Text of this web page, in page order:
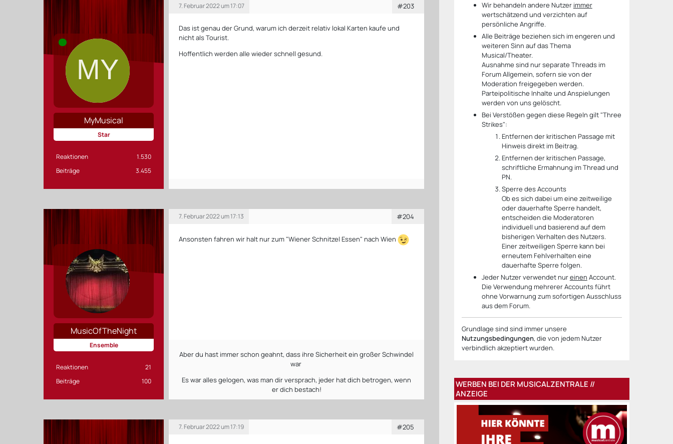
MyMusical
Star
Reaktionen
1.530
Beiträge
3.455
7. Februar 2022 um 17:07 #203
Das ist genau der Grund, warum ich derzeit relativ lokal Karten kaufe und
nicht als Tourist.
Hoffentlich werden alle wieder schnell gesund.
MusicOfTheNight
Ensemble
Reaktionen
21
Beiträge
100
7. Februar 2022 um 17:13 #204
Ansonsten fahren wir halt nur zum "Wiener Schnitzel Essen" nach Wien
Aber du hast immer schon geahnt, dass ihre Sicherheit ein großer Schwindel
war
Es war alles gelogen, was man dir versprach, jeder hat dich betrogen, wenn
er dich bestach!
7. Februar 2022 um 17:19 #205
Wir behandeln andere Nutzer immer
wertschätzend und verzichten auf
persönliche Angriffe.
Alle Beiträge beziehen sich im engeren und
weiteren Sinn auf das Thema
Musical/Theater.
Ausnahme sind nur separate Threads im
Forum Allgemein, sofern sie von der
Moderation freigegeben werden.
Parteipolitische Inhalte und Anspielungen
werden von uns gelöscht.
Bei Verstößen gegen diese Regeln gilt "Three
Strikes":
Entfernen der kritischen Passage mit
Hinweis direkt im Beitrag.
Entfernen der kritischen Passage,
schriftliche Ermahnung im Thread und
PN.
Sperre des Accounts
Ob es sich dabei um eine zeitweilige
oder dauerhafte Sperre handelt,
entscheiden die Moderatoren
individuell und basierend auf dem
bisherigen Verhalten des Nutzers.
Einer zeitweiligen Sperre kann bei
erneutem Fehlverhalten eine
dauerhafte Sperre folgen.
Jeder Nutzer verwendet nureinen Account.
Die Verwendung mehrerer Accounts führt
ohne Vorwarnung zum sofortigen Ausschluss
aus dem Forum.
Grundlage sind sind immer unsere
Nutzungsbedingungen, die von jedem Nutzer
verbindlich akzeptiert wurden.
WERBEN BEI DER MUSICALZENTRALE //
ANZEIGE